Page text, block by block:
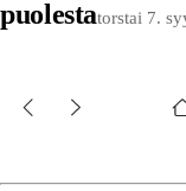
puolestatorstai 7.